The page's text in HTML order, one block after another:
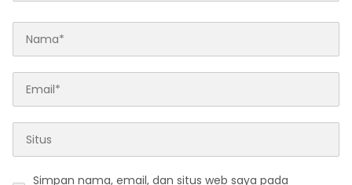
Simpan nama, email, dan situs web saya pada